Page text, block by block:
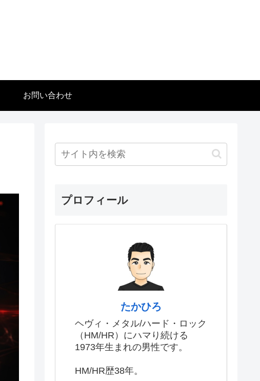
お問い合わせ
プロフィール
たかひろ
ヘヴィ・メタル/ハード・ロック
（HM/HR）にハマり続ける
1973年生まれの男性です。
HM/HR歴38年。